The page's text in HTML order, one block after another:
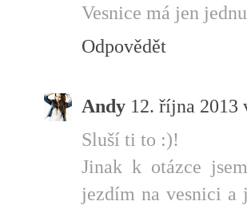
Vesnice má jen
Odpovědět
Andy 12. října 2013
Sluší ti to :)!
Jinak k otázce
jezdím na vesnici a